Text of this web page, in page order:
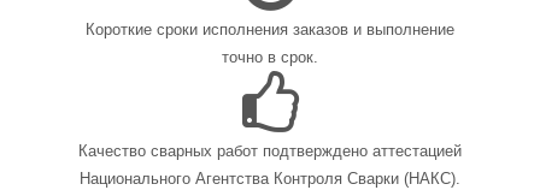
Короткие сроки исполнения заказов и выполнение
точно в срок.
Качество сварных работ подтверждено аттестацией
Национального Агентства Контроля Сварки (НАКС).